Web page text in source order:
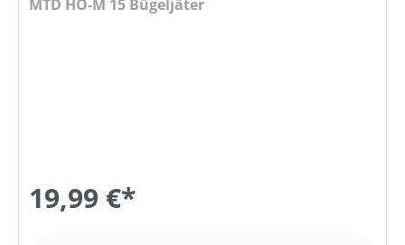
MTD HO-M 15 Bügeljäter
19,99 €*